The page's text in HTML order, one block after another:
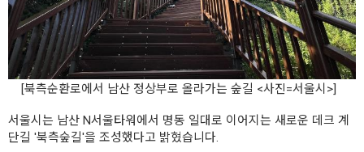
[북측순환로에서 남산 정상부로 올라가는 숲길 <사진=서울시>]
서울시는 남산 N서울타워에서 명동 일대로 이어지는 새로운 데크 계
단길 '북측숲길'을 조성했다고 밝혔습니다.